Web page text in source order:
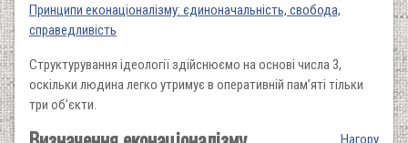
Принципи еконаціоналізму: єдиноначальність, свобода,
справедливість
Структурування ідеології здійснюємо на основі числа 3,
оскільки людина легко утримує в оперативній пам’яті тільки
три об’єкти.
Нагору